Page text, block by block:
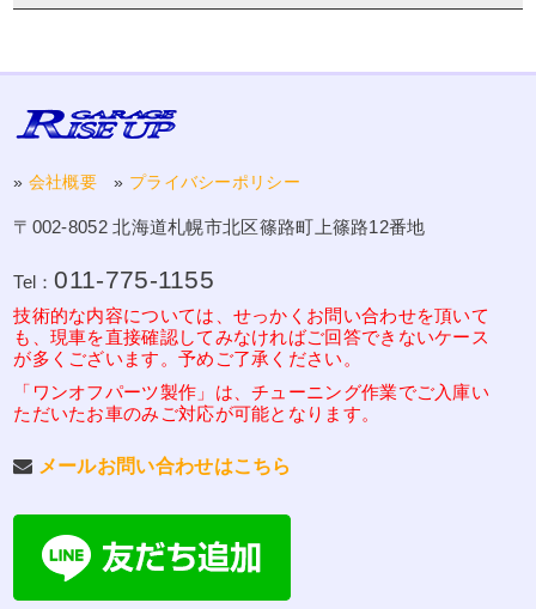
» 会社概要 » プライバシーポリシー
〒002-8052 北海道札幌市北区篠路町上篠路12番地
Tel：011-775-1155
技術的な内容については、せっかくお問い合わせを頂いて
も、現車を直接確認してみなければご回答できないケース
が多くございます。予めご了承ください。
「ワンオフパーツ製作」は、チューニング作業でご入庫い
ただいたお車のみご対応が可能となります。
メールお問い合わせはこちら